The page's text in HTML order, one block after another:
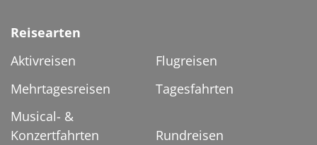
Reisearten
Aktivreisen
Flugreisen
Mehrtagesreisen
Tagesfahrten
Musical- &
Konzertfahrten
Rundreisen